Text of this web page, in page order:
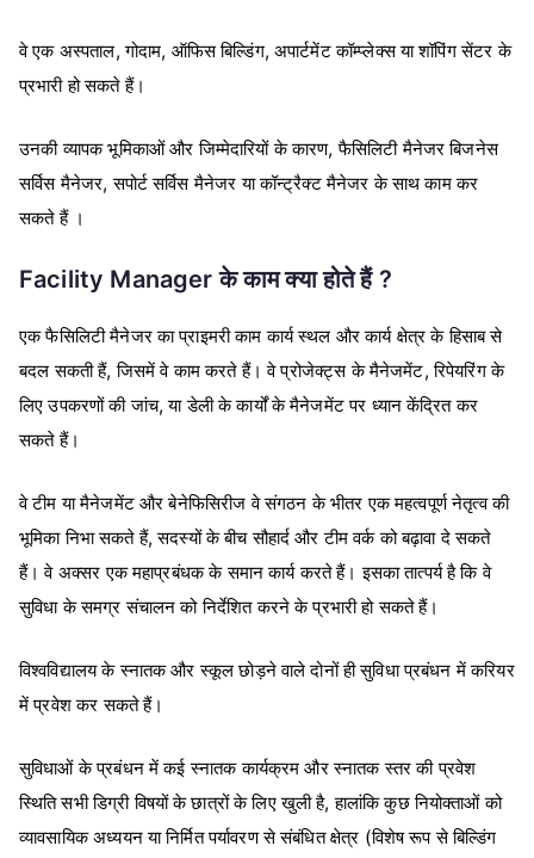
वे एक अस्पताल, गोदाम, ऑफिस बिल्डिंग, अपार्टमेंट कॉम्प्लेक्स या शॉपिंग सेंटर के
प्रभारी हो सकते हैं।
उनकी व्यापक भूमिकाओं और जिम्मेदारियों के कारण, फैसिलिटी मैनेजर बिजनेस
सर्विस मैनेजर, सपोर्ट सर्विस मैनेजर या कॉन्ट्रैक्ट मैनेजर के साथ काम कर
सकते हैं ।
Facility Manager के काम क्या होते हैं ?
एक फैसिलिटी मैनेजर का प्राइमरी काम कार्य स्थल और कार्य क्षेत्र के हिसाब से
बदल सकती हैं, जिसमें वे काम करते हैं।वे प्रोजेक्ट्स के मैनेजमेंट, रिपेयरिंग के
लिए उपकरणों की जांच, या डेली के कार्यों के मैनेजमेंट पर ध्यान केंद्रित कर
सकते हैं।
वे टीम या मैनेजमेंट और बेनेफिसिरीज वे संगठन के भीतर एक महत्वपूर्ण नेतृत्व की
भूमिका निभा सकते हैं, सदस्यों के बीच सौहार्द और टीम वर्क को बढ़ावा दे सकते
हैं।वे अक्सर एक महाप्रबंधक के समान कार्य करते हैं। इसका तात्पर्य है कि वे
सुविधा के समग्र संचालन को निर्देशित करने के प्रभारी हो सकते हैं।
विश्वविद्यालय के स्नातक और स्कूल छोड़ने वाले दोनों ही सुविधा प्रबंधन में करियर
में प्रवेश कर सकते हैं।
सुविधाओं के प्रबंधन में कई स्नातक कार्यक्रम और स्नातक स्तर की प्रवेश
स्थिति सभी डिग्री विषयों के छात्रों के लिए खुली है, हालांकि कुछ नियोक्ताओं को
व्यावसायिक अध्ययन या निर्मित पर्यावरण से संबंधित क्षेत्र (विशेष रूप से बिल्डिंग